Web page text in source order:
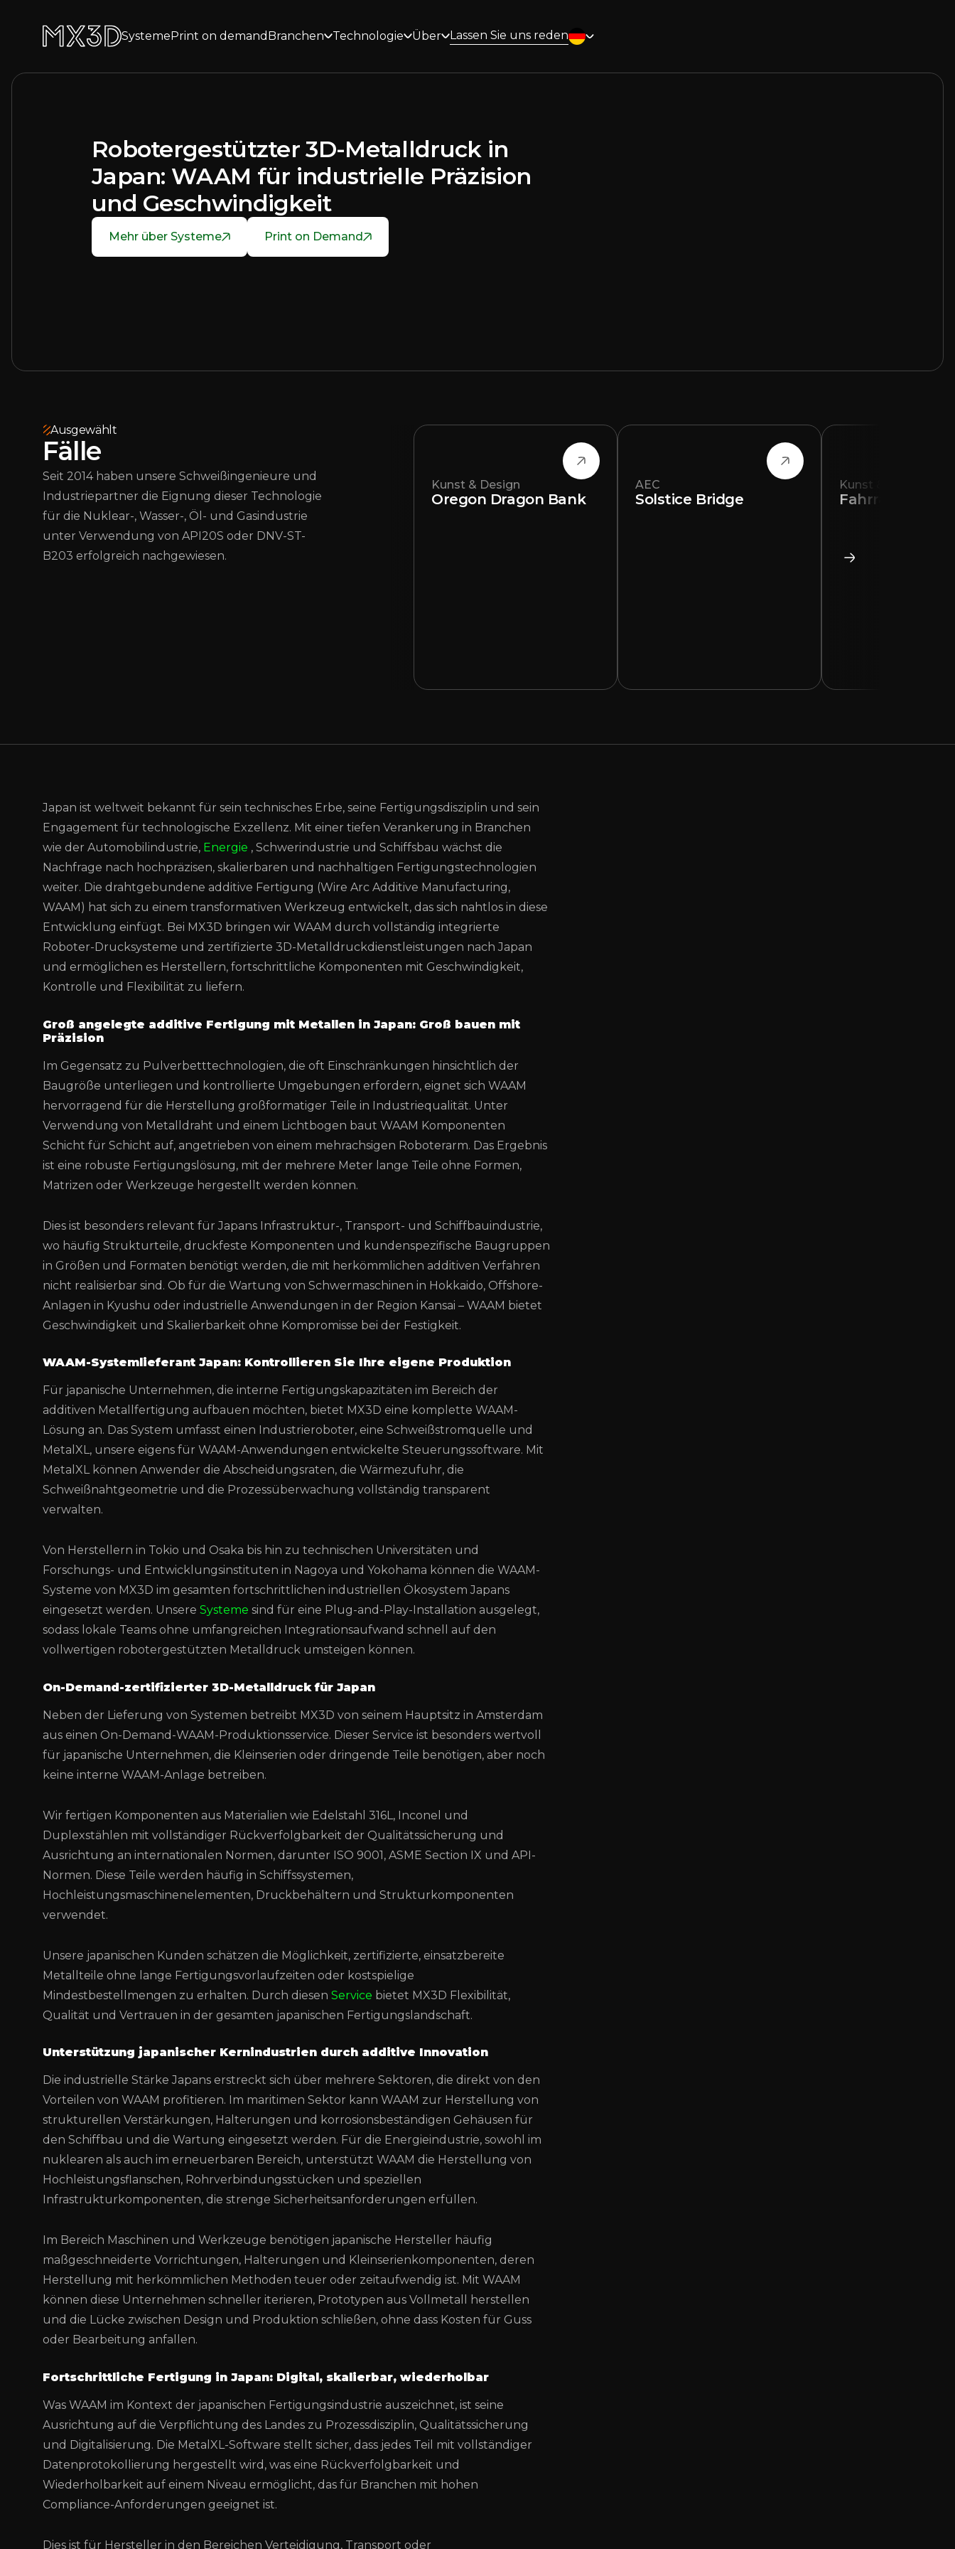
SystemePrint on demand Branchen Technologie Über Lassen Sie uns reden
Robotergestützter 3D-Metalldruck in
Japan: WAAM für industrielle Präzision
und Geschwindigkeit
Mehr über Systeme Print on Demand
Ausgewählt
Fälle
Seit 2014 haben unsere Schweißingenieure und
Industriepartner die Eignung dieser Technologie
für die Nuklear-, Wasser-, Öl- und Gasindustrie
unter Verwendung von API20S oder DNV-ST-
B203 erfolgreich nachgewiesen.
Kunst & Design
Oregon Dragon Bank
AEC
Solstice Bridge
Kunst & Design
Fahrräder
Japan ist weltweit bekannt für sein technisches Erbe, seine Fertigungsdisziplin und sein
Engagement für technologische Exzellenz. Mit einer tiefen Verankerung in Branchen
wie der Automobilindustrie, Energie , Schwerindustrie und Schiffsbau wächst die
Nachfrage nach hochpräzisen, skalierbaren und nachhaltigen Fertigungstechnologien
weiter. Die drahtgebundene additive Fertigung (Wire Arc Additive Manufacturing,
WAAM) hat sich zu einem transformativen Werkzeug entwickelt, das sich nahtlos in diese
Entwicklung einfügt. Bei MX3D bringen wir WAAM durch vollständig integrierte
Roboter-Drucksysteme und zertifizierte 3D-Metalldruckdienstleistungen nach Japan
und ermöglichen es Herstellern, fortschrittliche Komponenten mit Geschwindigkeit,
Kontrolle und Flexibilität zu liefern.
Groß angelegte additive Fertigung mit Metallen in Japan: Groß bauen mit
Präzision
Im Gegensatz zu Pulverbetttechnologien, die oft Einschränkungen hinsichtlich der
Baugröße unterliegen und kontrollierte Umgebungen erfordern, eignet sich WAAM
hervorragend für die Herstellung großformatiger Teile in Industriequalität. Unter
Verwendung von Metalldraht und einem Lichtbogen baut WAAM Komponenten
Schicht für Schicht auf, angetrieben von einem mehrachsigen Roboterarm. Das Ergebnis
ist eine robuste Fertigungslösung, mit der mehrere Meter lange Teile ohne Formen,
Matrizen oder Werkzeuge hergestellt werden können.
Dies ist besonders relevant für Japans Infrastruktur-, Transport- und Schiffbauindustrie,
wo häufig Strukturteile, druckfeste Komponenten und kundenspezifische Baugruppen
in Größen und Formaten benötigt werden, die mit herkömmlichen additiven Verfahren
nicht realisierbar sind. Ob für die Wartung von Schwermaschinen in Hokkaido, Offshore-
Anlagen in Kyushu oder industrielle Anwendungen in der Region Kansai – WAAM bietet
Geschwindigkeit und Skalierbarkeit ohne Kompromisse bei der Festigkeit.
WAAM-Systemlieferant Japan: Kontrollieren Sie Ihre eigene Produktion
Für japanische Unternehmen, die interne Fertigungskapazitäten im Bereich der
additiven Metallfertigung aufbauen möchten, bietet MX3D eine komplette WAAM-
Lösung an. Das System umfasst einen Industrieroboter, eine Schweißstromquelle und
MetalXL, unsere eigens für WAAM-Anwendungen entwickelte Steuerungssoftware. Mit
MetalXL können Anwender die Abscheidungsraten, die Wärmezufuhr, die
Schweißnahtgeometrie und die Prozessüberwachung vollständig transparent
verwalten.
Von Herstellern in Tokio und Osaka bis hin zu technischen Universitäten und
Forschungs- und Entwicklungsinstituten in Nagoya und Yokohama können die WAAM-
Systeme von MX3D im gesamten fortschrittlichen industriellen Ökosystem Japans
eingesetzt werden. Unsere Systeme sind für eine Plug-and-Play-Installation ausgelegt,
sodass lokale Teams ohne umfangreichen Integrationsaufwand schnell auf den
vollwertigen robotergestützten Metalldruck umsteigen können.
On-Demand-zertifizierter 3D-Metalldruck für Japan
Neben der Lieferung von Systemen betreibt MX3D von seinem Hauptsitz in Amsterdam
aus einen On-Demand-WAAM-Produktionsservice. Dieser Service ist besonders wertvoll
für japanische Unternehmen, die Kleinserien oder dringende Teile benötigen, aber noch
keine interne WAAM-Anlage betreiben.
Wir fertigen Komponenten aus Materialien wie Edelstahl 316L, Inconel und
Duplexstählen mit vollständiger Rückverfolgbarkeit der Qualitätssicherung und
Ausrichtung an internationalen Normen, darunter ISO 9001, ASME Section IX und API-
Normen. Diese Teile werden häufig in Schiffssystemen,
Hochleistungsmaschinenelementen, Druckbehältern und Strukturkomponenten
verwendet.
Unsere japanischen Kunden schätzen die Möglichkeit, zertifizierte, einsatzbereite
Metallteile ohne lange Fertigungsvorlaufzeiten oder kostspielige
Mindestbestellmengen zu erhalten. Durch diesen Service bietet MX3D Flexibilität,
Qualität und Vertrauen in der gesamten japanischen Fertigungslandschaft.
Unterstützung japanischer Kernindustrien durch additive Innovation
Die industrielle Stärke Japans erstreckt sich über mehrere Sektoren, die direkt von den
Vorteilen von WAAM profitieren. Im maritimen Sektor kann WAAM zur Herstellung von
strukturellen Verstärkungen, Halterungen und korrosionsbeständigen Gehäusen für
den Schiffbau und die Wartung eingesetzt werden. Für die Energieindustrie, sowohl im
nuklearen als auch im erneuerbaren Bereich, unterstützt WAAM die Herstellung von
Hochleistungsflanschen, Rohrverbindungsstücken und speziellen
Infrastrukturkomponenten, die strenge Sicherheitsanforderungen erfüllen.
Im Bereich Maschinen und Werkzeuge benötigen japanische Hersteller häufig
maßgeschneiderte Vorrichtungen, Halterungen und Kleinserienkomponenten, deren
Herstellung mit herkömmlichen Methoden teuer oder zeitaufwendig ist. Mit WAAM
können diese Unternehmen schneller iterieren, Prototypen aus Vollmetall herstellen
und die Lücke zwischen Design und Produktion schließen, ohne dass Kosten für Guss
oder Bearbeitung anfallen.
Fortschrittliche Fertigung in Japan: Digital, skalierbar, wiederholbar
Was WAAM im Kontext der japanischen Fertigungsindustrie auszeichnet, ist seine
Ausrichtung auf die Verpflichtung des Landes zu Prozessdisziplin, Qualitätssicherung
und Digitalisierung. Die MetalXL-Software stellt sicher, dass jedes Teil mit vollständiger
Datenprotokollierung hergestellt wird, was eine Rückverfolgbarkeit und
Wiederholbarkeit auf einem Niveau ermöglicht, das für Branchen mit hohen
Compliance-Anforderungen geeignet ist.
Dies ist für Hersteller in den Bereichen Verteidigung, Transport oder